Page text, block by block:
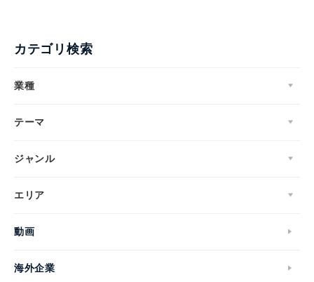
カテゴリ検索
業種
テーマ
ジャンル
エリア
動画
海外企業